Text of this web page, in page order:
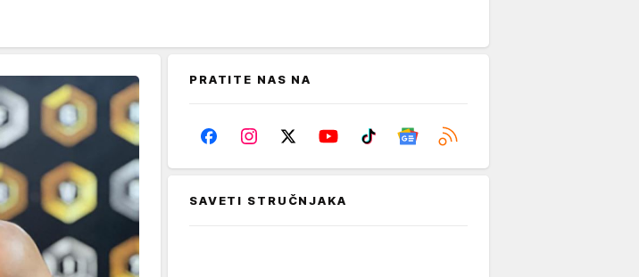
PRATITE NAS NA
SAVETI STRUČNJAKA